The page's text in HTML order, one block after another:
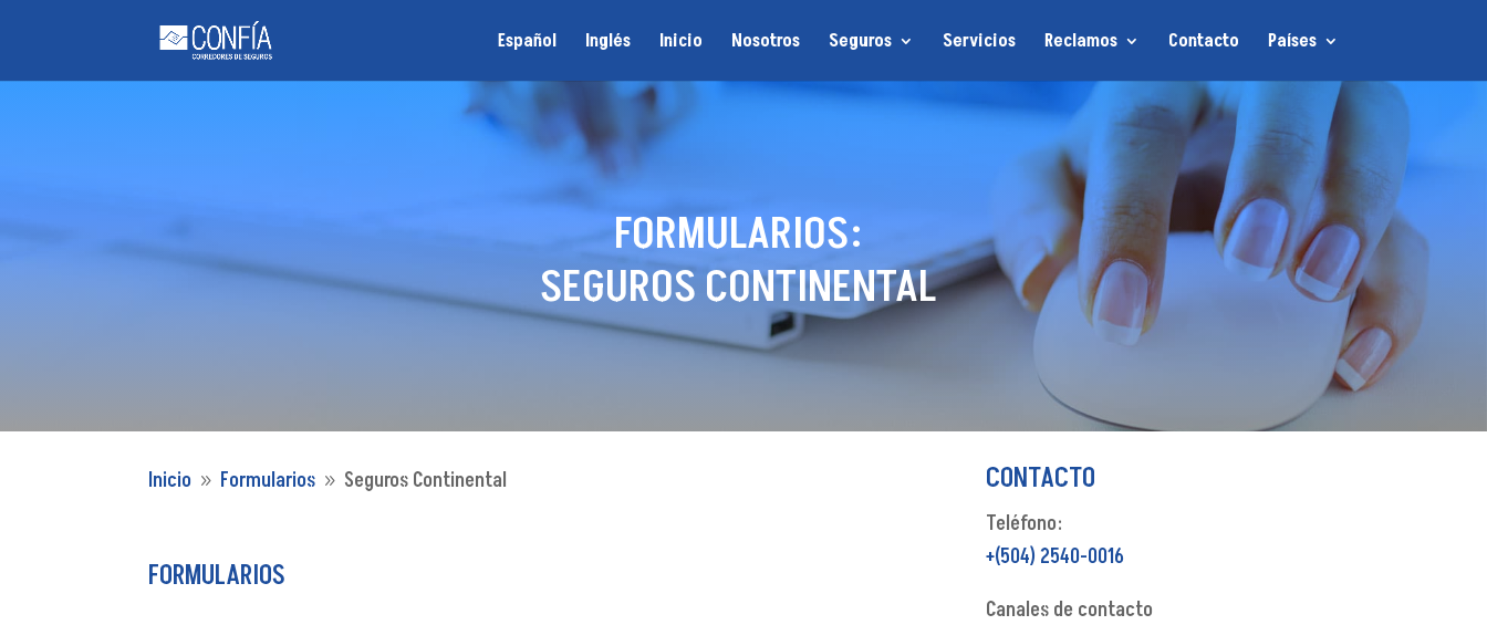
Español Inglés Inicio Nosotros Seguros Servicios Reclamos Contacto Países
FORMULARIOS:
SEGUROS CONTINENTAL
Inicio 9 Formularios 9 Seguros Continental
FORMULARIOS
CONTACTO
Teléfono:
+(504) 2540-0016
Canales de contacto